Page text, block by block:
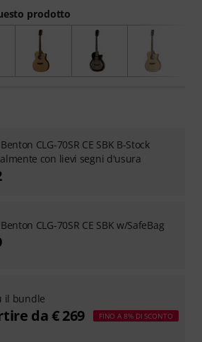
prodotto
CLG-70SR CE SBK B-Stock
con lievi segni d'usura
CLG-70SR CE SBK w/SafeBag
il bundle
da € 269 FINO A 8% DI SCONTO